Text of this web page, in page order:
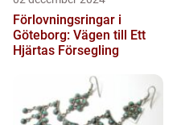
Förlovningsringar i
Göteborg: Vägen till Ett
Hjärtas Försegling